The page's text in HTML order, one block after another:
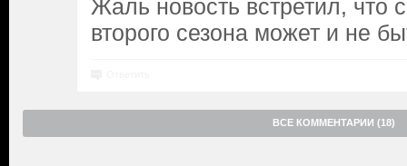
Жаль новость встретил, что
второго сезона может и не
ВСЕ КОММЕНТАРИИ (18)